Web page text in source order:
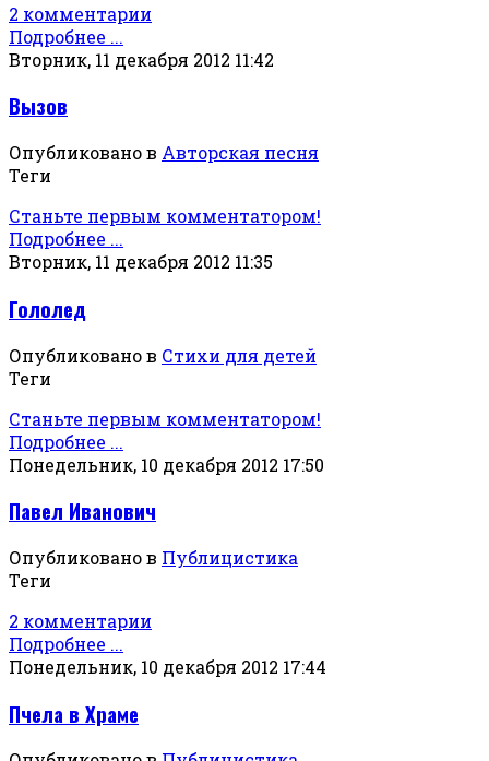
2 комментарии
Подробнее ...
Вторник, 11 декабря 2012 11:42
Вызов
Опубликовано в Авторская песня
Теги
Станьте первым комментатором!
Подробнее ...
Вторник, 11 декабря 2012 11:35
Гололед
Опубликовано в Стихи для детей
Теги
Станьте первым комментатором!
Подробнее ...
Понедельник, 10 декабря 2012 17:50
Павел Иванович
Опубликовано в Публицистика
Теги
2 комментарии
Подробнее ...
Понедельник, 10 декабря 2012 17:44
Пчела в Храме